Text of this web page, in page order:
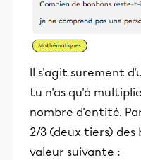
Il s'agit surement
tu n'as qu'à
nombre d'entité.
2/3 (deux tiers) des
valeur suivante :